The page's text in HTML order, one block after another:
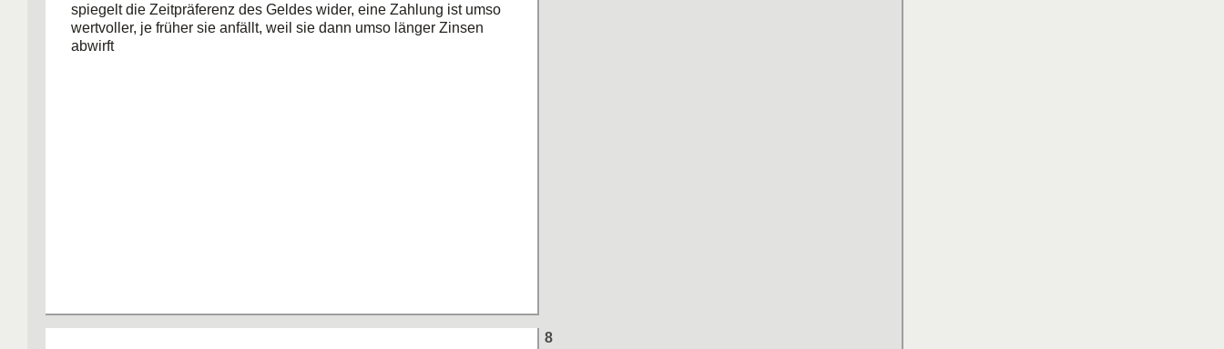
spiegelt die Zeitpräferenz des Geldes wider, eine Zahlung ist umso
wertvoller, je früher sie anfällt, weil sie dann umso länger Zinsen
abwirft
8